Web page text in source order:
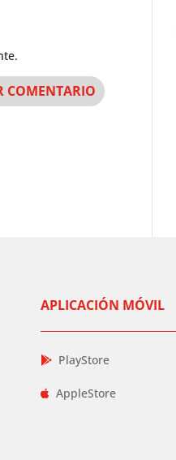
APLICACIÓN MÓVIL
PlayStore
AppleStore